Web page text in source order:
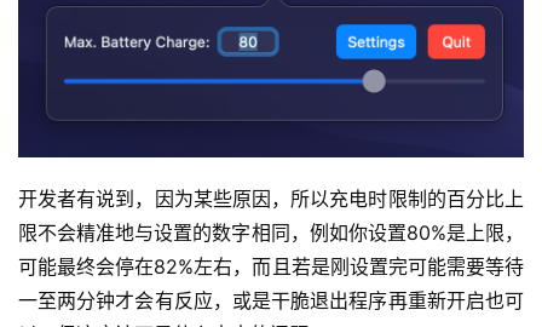
开发者有说到，因为某些原因，所以充电时限制的百分比上
限不会精准地与设置的数字相同，例如你设置80%是上限，
可能最终会停在82%左右，而且若是刚设置完可能需要等待
一至两分钟才会有反应，或是干脆退出程序再重新开启也可